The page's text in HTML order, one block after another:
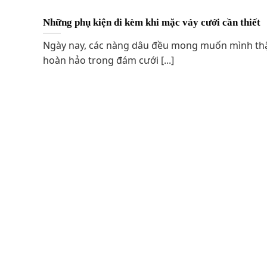
Những phụ kiện đi kèm khi mặc váy cưới cần thiết
Ngày nay, các nàng dâu đều mong muốn mình
hoàn hảo trong đám cưới [...]